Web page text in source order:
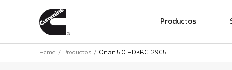
Productos
Home Productos Onan 5.0 HDKBC-2905